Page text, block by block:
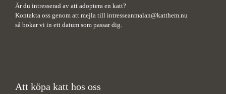
Är du intresserad av att adoptera en katt?
Kontakta oss genom att mejla till intresseanmalan@katthem.nu
så bokar vi in ett datum som passar dig.
Att köpa katt hos oss